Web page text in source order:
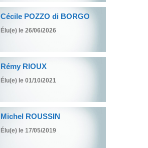
Cécile POZZO di BORGO
Élu(e) le 26/06/2026
Rémy RIOUX
Élu(e) le 01/10/2021
Michel ROUSSIN
Élu(e) le 17/05/2019